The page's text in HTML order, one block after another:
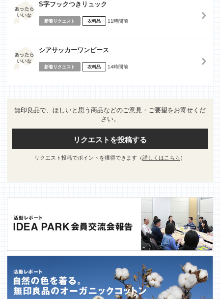
S字フックつきリュック
新着リクエスト 衣料品 11時間前
シアサッカーワンピース
新着リクエスト 衣料品 14時間前
無印良品で、ほしいと思う商品などのご意見・ご要望をお寄せくだ
さい。
リクエストを投稿する
リクエスト投稿でポイントを獲得できます（詳しくはこちら ）